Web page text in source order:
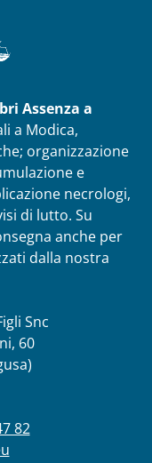
Assenza a
a Modica,
organizzazione
e
necrologi,
di lutto. Su
anche per
dalla nostra
Snc
60
82